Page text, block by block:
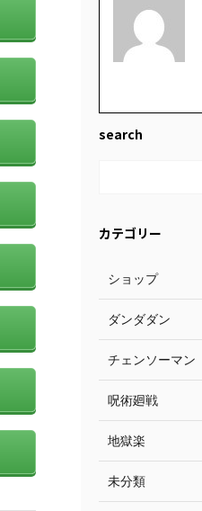
search
カテゴリー
ショップ
ダンダダン
チェンソーマン
呪術廻戦
地獄楽
未分類